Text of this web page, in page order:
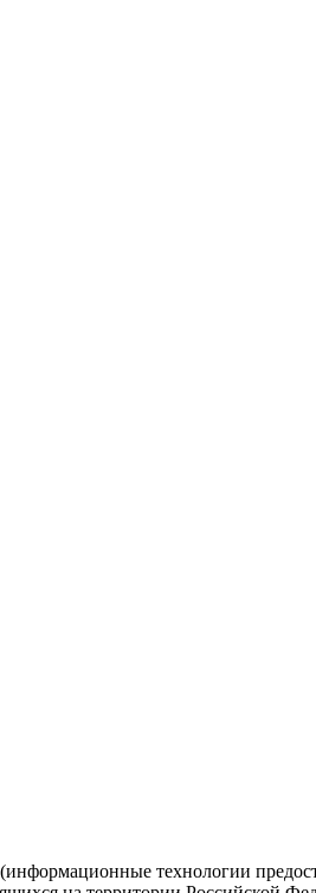
(информационные технологии